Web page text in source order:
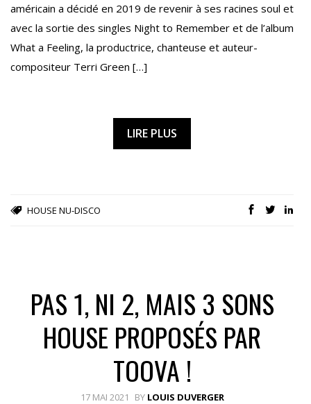
américain a décidé en 2019 de revenir à ses racines soul et
avec la sortie des singles Night to Remember et de l’album
What a Feeling, la productrice, chanteuse et auteur-
compositeur Terri Green […]
LIRE PLUS
HOUSE NU-DISCO
PAS 1, NI 2, MAIS 3 SONS
HOUSE PROPOSÉS PAR
TOOVA !
17 MAI 2021 BY LOUIS DUVERGER